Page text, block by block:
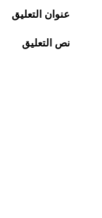
عنوان التعليق
نص التعليق